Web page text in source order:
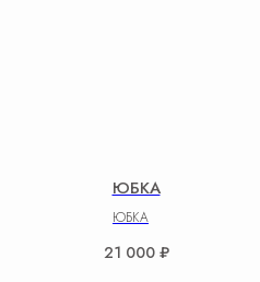
ЮБКА
ЮБКА
21 000 ₽